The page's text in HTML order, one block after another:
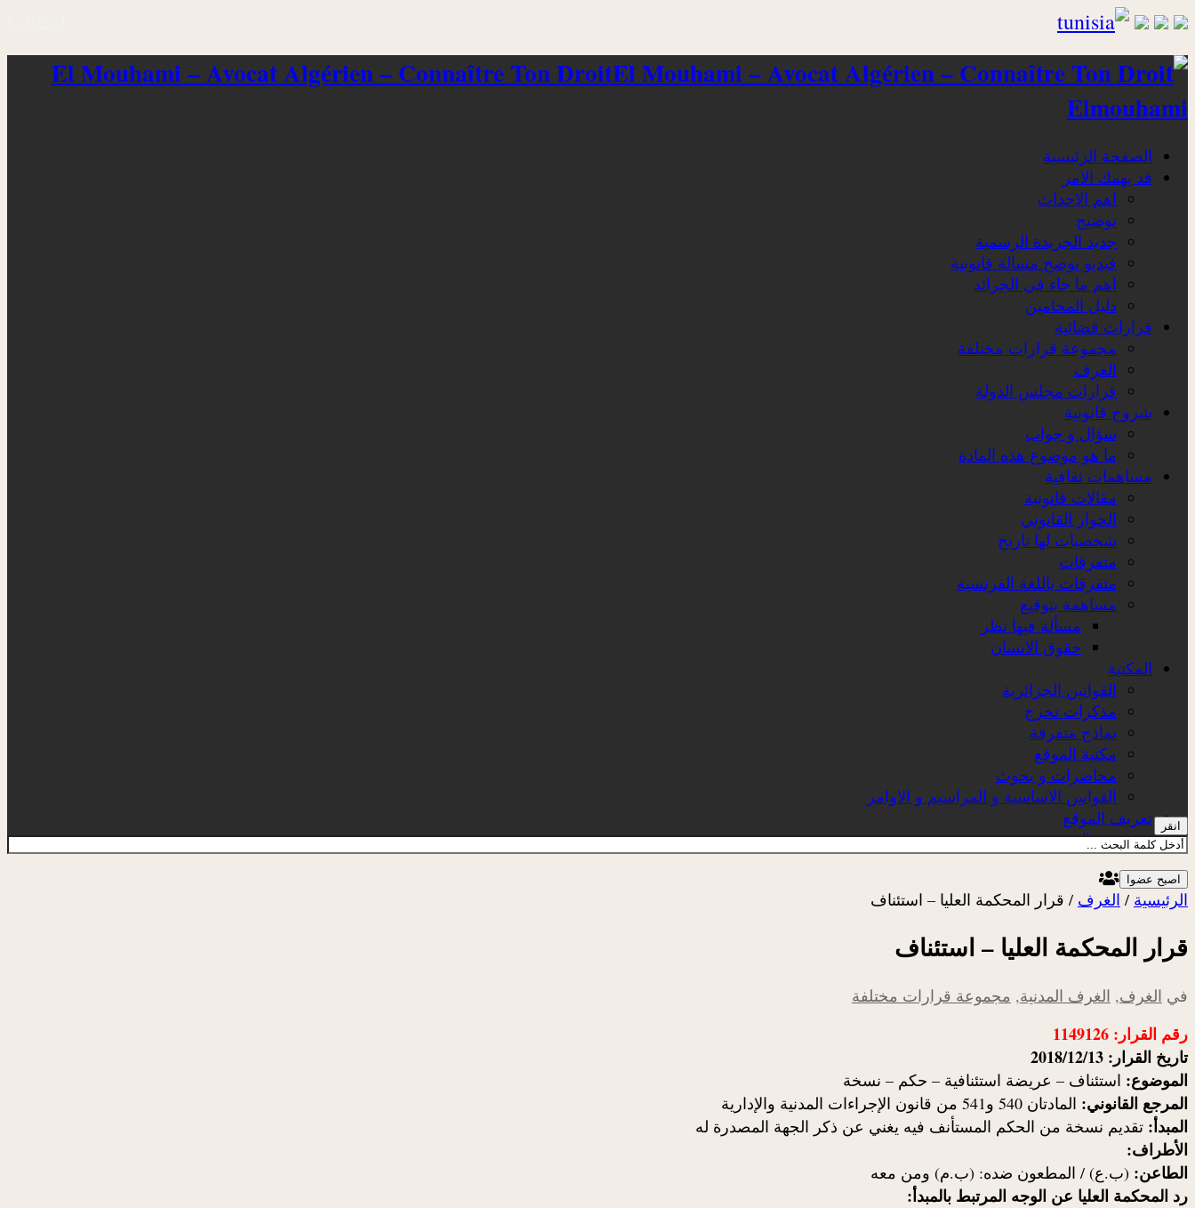
El Mouhami – Avocat Algérien – Connaître Ton Droit
Elmouhami
الصفحة الرئيسية
قد يهمك الامر
اهم الاحداث
توضيح
جديد الجريدة الرسمية
فيديو يوضح مسالة قانونية
اهم ما جاء في الجرائد
دليل المحامين
قرارات قضائية
مجموعة قرارات مختلفة
الغرف
قرارات مجلس الدولة
شروح قانونية
سؤال و جواب
ما هو موضوع هذه المادة
مساهمات ثقافية
مقالات قانونية
الحوار القانوني
شخصيات لها تاريخ
متفرقات
متفرقات باللغة الفرنسية
مساهمة بتوقيع
مسألة فيها نظر
حقوق الانسان
المكتبة
القوانين الجزائرية
مذكرات تخرج
نماذج متفرقة
مكتبة الموقع
محاضرات و بحوث
القوانين الاساسية و المراسيم و الاوامر
تعريف الموقع
عن الموقع
انقر
اصبح عضوا
الرئيسية / الغرف / قرار المحكمة العليا – استئناف
قرار المحكمة العليا – استئناف
في الغرف, الغرف المدنية, مجموعة قرارات مختلفة
رقم القرار: 1149126
تاريخ القرار: 2018/12/13
الموضوع: استئناف – عريضة استئنافية – حكم – نسخة
المرجع القانوني: المادتان 540 و541 من قانون الإجراءات المدنية والإدارية
المبدأ: تقديم نسخة من الحكم المستأنف فيه يغني عن ذكر الجهة المصدرة له
الأطراف:
الطاعن: (ب.ع) / المطعون ضده: (ب.م) ومن معه
رد المحكمة العليا عن الوجه المرتبط بالمبدأ: